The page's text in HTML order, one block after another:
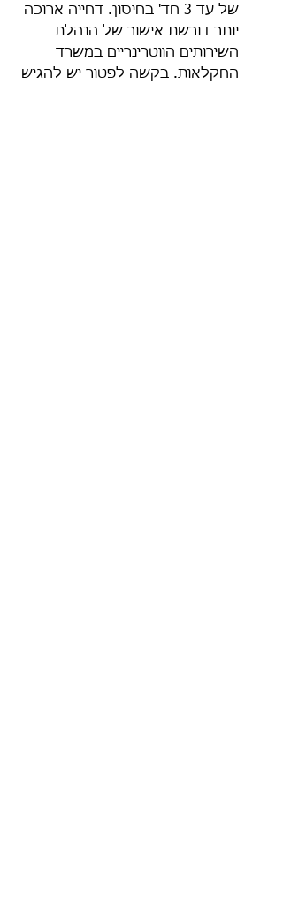
של עד 3 חד' בחיסון. דחייה ארוכה
יותר דורשת אישור של הנהלת
השירותים הווטרינריים במשרד
החקלאות. בקשה לפטור יש להגיש